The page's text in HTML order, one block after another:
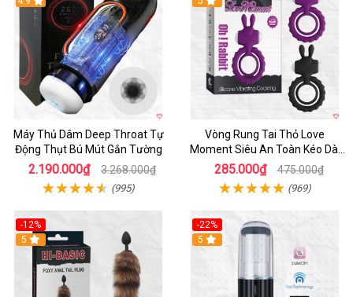
Máy Thủ Dâm Deep Throat Tự
Động Thụt Bú Mút Gắn Tường
2.190.000₫ 3.268.000₫
(995)
Vòng Rung Tai Thỏ Love
Moment Siêu An Toàn Kéo Dài
Thời Gian
285.000₫ 475.000₫
(969)
-12%
Hot
5
-22%
5